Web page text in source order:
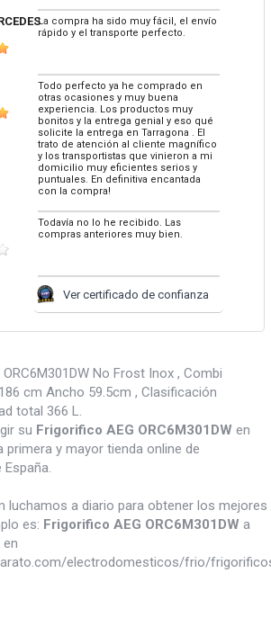
La compra ha sido muy fácil, el envío
rápido y el transporte perfecto.
Todo perfecto ya he comprado en
otras ocasiones y muy buena
experiencia. Los productos muy
bonitos y la entrega genial y eso qué
solicite la entrega en Tarragona . El
trato de atención al cliente magnífico
y los transportistas que vinieron a mi
domicilio muy eficientes serios y
puntuales. En definitiva encantada
con la compra!
Todavía no lo he recibido. Las
compras anteriores muy bien.
Ver certificado de confianza
No Frost Inox , Combi
cm Ancho 59.5cm , Clasificación
total 366 L.
su Frigorifico AEG ORC6M301DW en
primera y mayor tienda online de
luchamos a diario para obtener los mejores
es: Frigorifico AEG ORC6M301DW a
en
electrodomesticos/frio/